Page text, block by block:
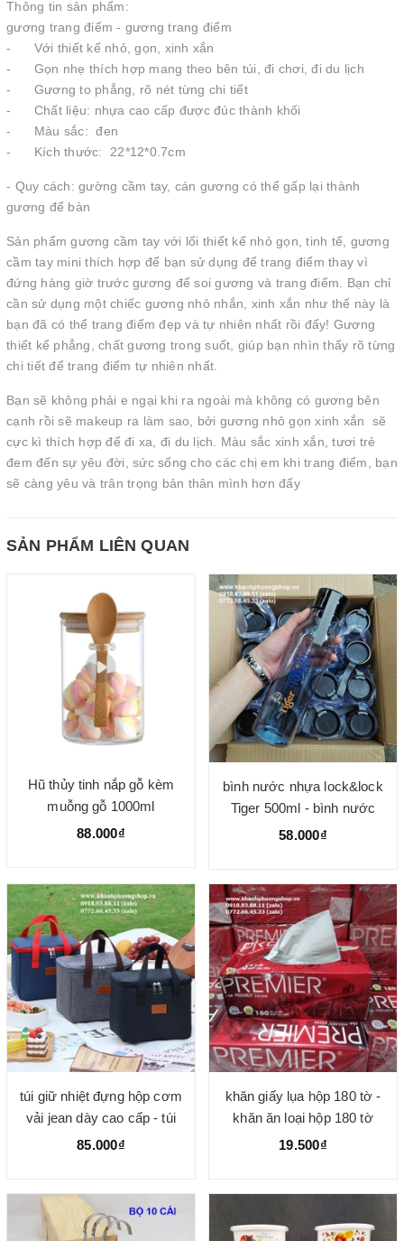
Thông tin sản phẩm:
gương trang điểm - gương trang điểm
- Với thiết kế nhỏ, gọn, xinh xắn
- Gọn nhẹ thích hợp mang theo bên túi, đi chơi, đi du lịch
- Gương to phẳng, rõ nét từng chi tiết
- Chất liệu: nhựa cao cấp được đúc thành khối
- Màu sắc: đen
- Kích thước: 22*12*0.7cm
- Quy cách: gường cầm tay, cán gương có thể gấp lại thành
gương để bàn
Sản phẩm gương cầm tay với lối thiết kế nhỏ gọn, tinh tế, gương
cầm tay mini thích hợp để bạn sử dụng để trang điểm thay vì
đứng hàng giờ trước gương để soi gương và trang điểm. Bạn chỉ
cần sử dụng một chiếc gương nhỏ nhắn, xinh xắn như thế này là
bạn đã có thể trang điểm đẹp và tự nhiên nhất rồi đấy! Gương
thiết kể phẳng, chất gương trong suốt, giúp bạn nhìn thấy rõ từng
chi tiết để trang điểm tự nhiên nhất.
Bạn sẽ không phải e ngại khi ra ngoài mà không có gương bên
cạnh rồi sẽ makeup ra làm sao, bởi gương nhỏ gọn xinh xắn sẽ
cực kì thích hợp để đi xa, đi du lịch. Màu sắc xinh xắn, tươi trẻ
đem đến sự yêu đời, sức sống cho các chị em khi trang điểm, bạn
sẽ càng yêu và trân trọng bản thân mình hơn đấy
SẢN PHẨM LIÊN QUAN
Hũ thủy tinh nắp gỗ kèm
muỗng gỗ 1000ml
88.000₫
bình nước nhựa lock&lock
Tiger 500ml - bình nước
nhựa tritan lock&lock 500ml
58.000₫
túi giữ nhiệt đựng hộp cơm
vải jean dày cao cấp - túi
giữ nhiệt đựng cơm
85.000₫
khăn giấy lụa hộp 180 tờ -
khăn ăn loại hộp 180 tờ
19.500₫